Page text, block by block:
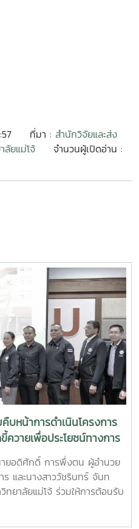
ที่มา : สำนักวิจัยและส่ง
ลัยแม่โจ้
จำนวนผู้เปิดอ่าน :
หน้าการดำเนินโครงการ
วายเพื่อประโยชน์ทางการ
ยอดิศักดิ์ การพึ่งตน ผู้อำนวย
ร และนางสาววัชรินทร์ จันท
ยาลัยแม่โจ้ ร่วมให้การต้อนรับ
มคณะผู้บริหารและเจ้าหน้าที่